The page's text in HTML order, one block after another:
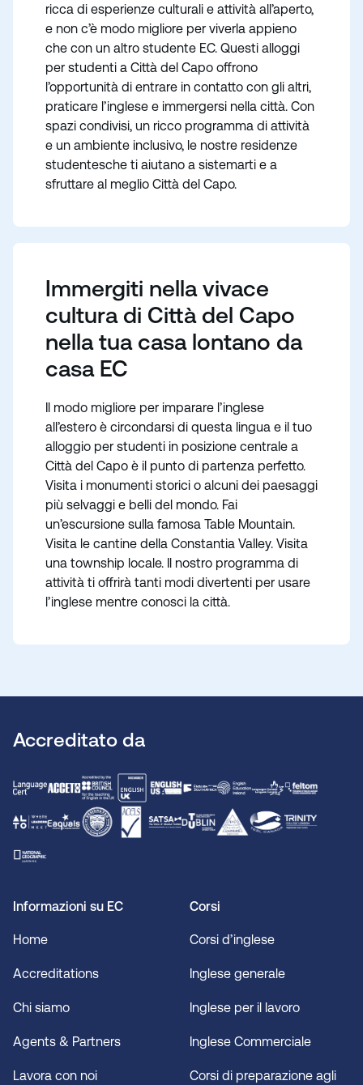
ricca di esperienze culturali e attività all’aperto,
e non c’è modo migliore per viverla appieno
che con un altro studente EC. Questi alloggi
per studenti a Città del Capo offrono
l’opportunità di entrare in contatto con gli altri,
praticare l’inglese e immergersi nella città. Con
spazi condivisi, un ricco programma di attività
e un ambiente inclusivo, le nostre residenze
studentesche ti aiutano a sistemarti e a
sfruttare al meglio Città del Capo.
Immergiti nella vivace
cultura di Città del Capo
nella tua casa lontano da
casa EC
Il modo migliore per imparare l’inglese
all’estero è circondarsi di questa lingua e il tuo
alloggio per studenti in posizione centrale a
Città del Capo è il punto di partenza perfetto.
Visita i monumenti storici o alcuni dei paesaggi
più selvaggi e belli del mondo. Fai
un’escursione sulla famosa Table Mountain.
Visita le cantine della Constantia Valley. Visita
una township locale. Il nostro programma di
attività ti offrirà tanti modi divertenti per usare
l’inglese mentre conosci la città.
Accreditato da
Informazioni su EC
Home
Accreditations
Chi siamo
Agents & Partners
Lavora con noi
Corsi
Corsi d’inglese
Inglese generale
Inglese per il lavoro
Inglese Commerciale
Corsi di preparazione agli